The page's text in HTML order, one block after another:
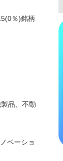
％)銘柄
品、不動
ベーショ